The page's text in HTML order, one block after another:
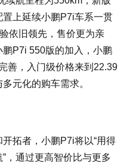
上延续小鹏P7i车系一贯
依旧领先，售价更为亲
P7i 550版的加入，小鹏
善，入门级价格来到22.39
元化的购车需求。
拓者，小鹏P7i将以“用得
，通过更高智价比与更多